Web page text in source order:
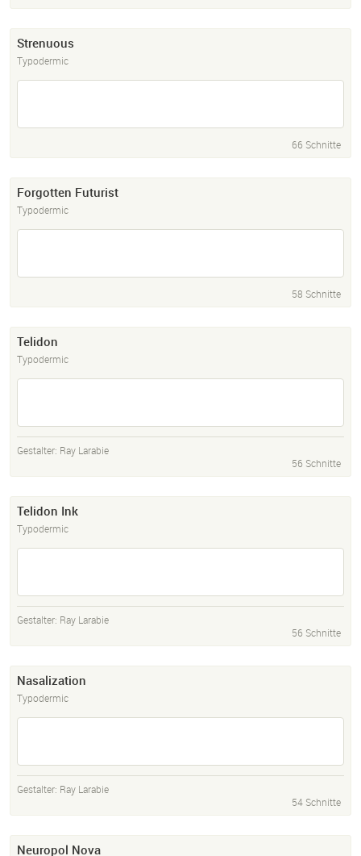
Strenuous
Typodermic
66 Schnitte
Forgotten Futurist
Typodermic
58 Schnitte
Telidon
Typodermic
Gestalter: Ray Larabie
56 Schnitte
Telidon Ink
Typodermic
Gestalter: Ray Larabie
56 Schnitte
Nasalization
Typodermic
Gestalter: Ray Larabie
54 Schnitte
Neuropol Nova